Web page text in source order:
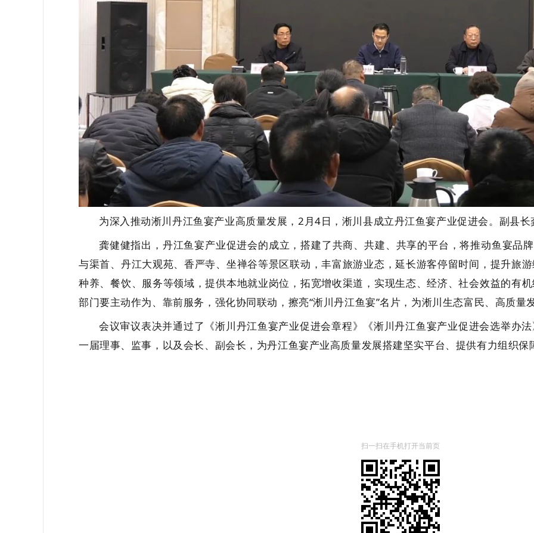
为深入推动淅川丹江鱼宴产业高质量发展，2月4日，淅川县成立丹江鱼宴产业促进会。副县
龚健健指出，丹江鱼宴产业促进会的成立，搭建了共商、共建、共享的平台，将推动鱼宴品
与渠首、丹江大观苑、香严寺、坐禅谷等景区联动，丰富旅游业态，延长游客停留时间，提升旅
种养、餐饮、服务等领域，提供本地就业岗位，拓宽增收渠道，实现生态、经济、社会效益的有
部门要主动作为、靠前服务，强化协同联动，擦亮“淅川丹江鱼宴”名片，为淅川生态富民、高质量
会议审议表决并通过了《淅川丹江鱼宴产业促进会章程》《淅川丹江鱼宴产业促进会选举办
一届理事、监事，以及会长、副会长，为丹江鱼宴产业高质量发展搭建坚实平台、提供有力组织保
扫一扫在手机打开当前页